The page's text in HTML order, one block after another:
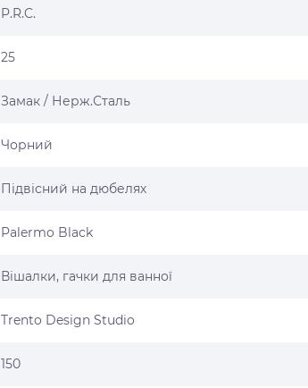
P.R.C.
25
Замак / Нерж.Сталь
Чорний
Підвісний на дюбелях
Palermo Black
Вішалки, гачки для ванної
Trento Design Studio
150